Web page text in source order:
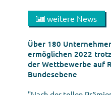
weitere News
Über 180
ermöglichen 2022
der Wettbewerbe auf
Bundesebene